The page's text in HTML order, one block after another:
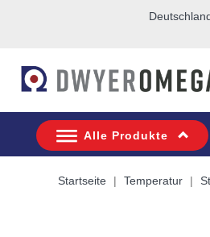
Alle Produkte
Startseite Temperatur